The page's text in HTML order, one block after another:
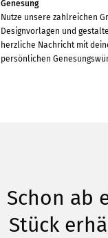
Genesung
Nutze unsere zahlreichen
Designvorlagen und
herzliche Nachricht mit
persönlichen
Schon ab
Stück